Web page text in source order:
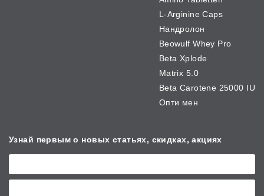
L-Arginine Caps
Нандролон
Beowulf Whey Pro
Beta Xplode
Matrix 5.0
Beta Carotene 25000 IU
Опти мен
Узнай первым о новых статьях, скидках, акциях